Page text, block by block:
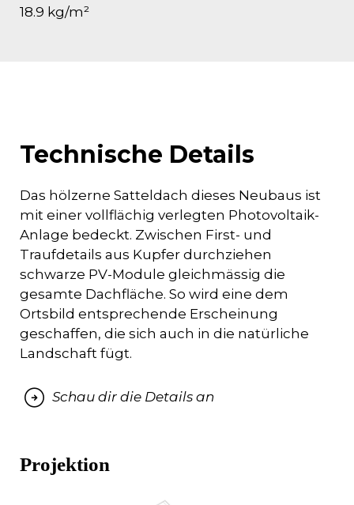
18.9 kg/m²
Technische Details
Das hölzerne Satteldach dieses Neubaus ist
mit einer vollflächig verlegten Photovoltaik-
Anlage bedeckt. Zwischen First- und
Traufdetails aus Kupfer durchziehen
schwarze PV-Module gleichmässig die
gesamte Dachfläche. So wird eine dem
Ortsbild entsprechende Erscheinung
geschaffen, die sich auch in die natürliche
Landschaft fügt.
Schau dir die Details an
Projektion